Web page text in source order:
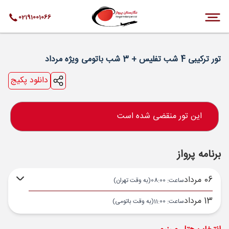
02191001066
تور ترکیبی 4 شب تفلیس + 3 شب باتومی ویژه مرداد
دانلود پکیج
این تور منقضی شده است
برنامه پرواز
06 مرداد ساعت: 08:00 (به وقت تهران)
13 مرداد ساعت: 11:00 (به وقت باتومی)